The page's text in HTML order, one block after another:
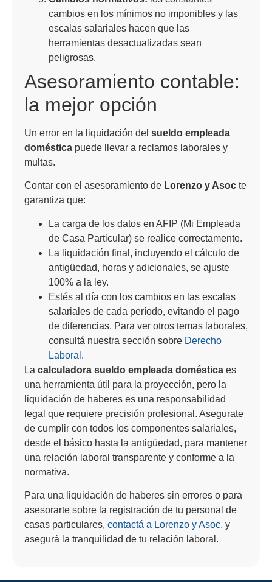
cambios en los mínimos no imponibles y las
escalas salariales hacen que las
herramientas desactualizadas sean
peligrosas.
Asesoramiento contable:
la mejor opción
Un error en la liquidación del sueldo empleada
doméstica puede llevar a reclamos laborales y
multas.
Contar con el asesoramiento de Lorenzo y Asoc te
garantiza que:
La carga de los datos en AFIP (Mi Empleada
de Casa Particular) se realice correctamente.
La liquidación final, incluyendo el cálculo de
antigüedad, horas y adicionales, se ajuste
100% a la ley.
Estés al día con los cambios en las escalas
salariales de cada período, evitando el pago
de diferencias. Para ver otros temas laborales,
consultá nuestra sección sobre Derecho
Laboral .
La calculadora sueldo empleada doméstica es
una herramienta útil para la proyección, pero la
liquidación de haberes es una responsabilidad
legal que requiere precisión profesional. Asegurate
de cumplir con todos los componentes salariales,
desde el básico hasta la antigüedad, para mantener
una relación laboral transparente y conforme a la
normativa.
Para una liquidación de haberes sin errores o para
asesorarte sobre la registración de tu personal de
casas particulares, contactá a Lorenzo y Asoc. y
asegurá la tranquilidad de tu relación laboral.